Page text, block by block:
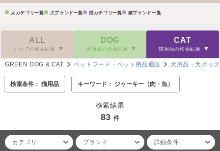
犬カテゴリ一覧 犬ブランド一覧 猫カテゴリ一覧 猫ブランド一覧
ALL
すべての検索結果
DOG
犬用品の検索結果
CAT
猫用品の検索結果
GREEN DOG & CAT ペットフード・ペット用品通販 犬用品・犬グッズ
検索条件： 猫用品 キーワード： ジャーキー（肉・魚）
検索結果
83 件
カテゴリ ブランド 詳細条件